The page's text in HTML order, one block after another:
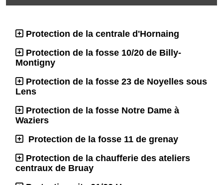
Protection de la centrale d'Hornaing
Protection de la fosse 10/20 de Billy-
Montigny
Protection de la fosse 23 de Noyelles sous
Lens
Protection de la fosse Notre Dame à
Waziers
Protection de la fosse 11 de grenay
Protection de la chaufferie des ateliers
centraux de Bruay